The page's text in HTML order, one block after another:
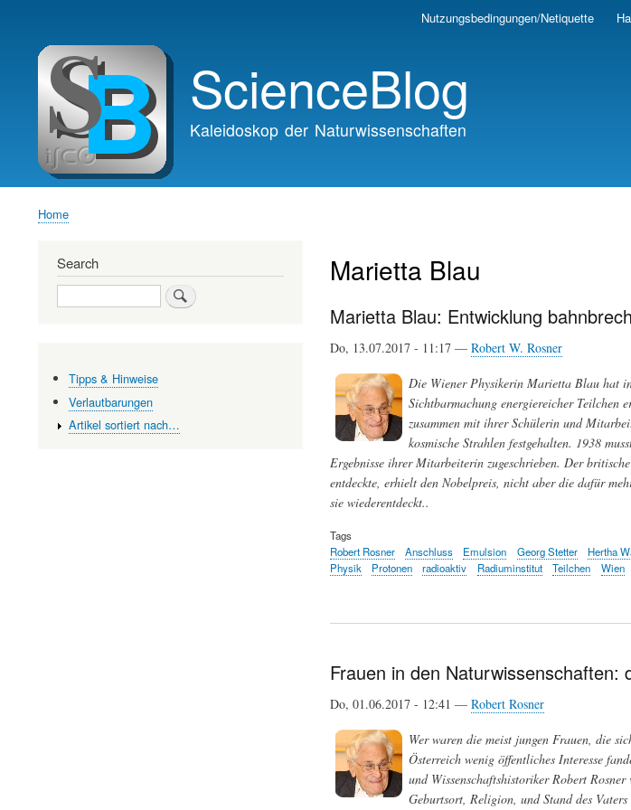
Skip
navigation
Nutzungsbedingungen/Netiquette
ScienceBlog
Kaleidoskop der Naturwissenschaften
Home
Marietta Blau
Marietta Blau: Entwicklung
Do, 13.07.2017 - 11:17 — Robert W. Rosner
Die Wiener Physikerin Marietta Blau hat
Sichtbarmachung energiereicher Teilchen
zusammen mit ihrer Schülerin und
kosmische Strahlen festgehalten. 1938
Ergebnisse ihrer Mitarbeiterin zugeschrieben. Der
entdeckte, erhielt den Nobelpreis, nicht aber die dafür
sie wiederentdeckt..
Tags
Robert Rosner
Anschluss Emulsion Georg Stetter Hertha
Physik
Protonen radioaktiv Radiuminstitut Teilchen Wien
Frauen in den
Do, 01.06.2017 - 12:41 — Robert Rosner
Wer waren die meist jungen Frauen, die
Österreich wenig öffentliches Interesse
und Wissenschaftshistoriker Robert
Geburtsort, Religion, und Stand des
Search
Search
Tipps & Hinweise
Verlautbarungen
Artikel sortiert nach…